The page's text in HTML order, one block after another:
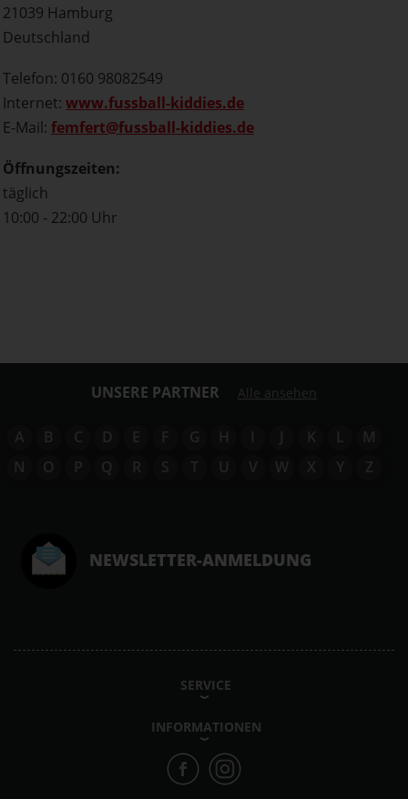
21039 Hamburg
Deutschland
Telefon: 0160 98082549
Internet: www.fussball-kiddies.de
E-Mail: femfert@fussball-kiddies.de
Öffnungszeiten:
täglich
10:00 - 22:00 Uhr
UNSERE PARTNER Alle ansehen
A B C D E F G H I J K L
M
N
O P Q R S T U V W X Y Z
NEWSLETTER-ANMELDUNG
SERVICE
INFORMATIONEN